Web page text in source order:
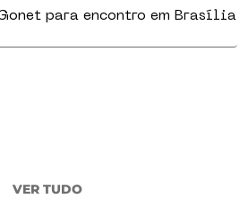
para encontro em Brasília
VER TUDO